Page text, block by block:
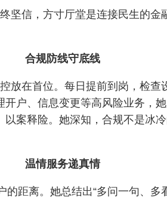
坚信，方寸厅堂是连接民生的
合规防线守底线
放在首位。每日提前到岗，检
户、信息变更等高风险业务，
案释险。她深知，合规不是冰
温情服务递真情
距离。她总结出“多问一句、